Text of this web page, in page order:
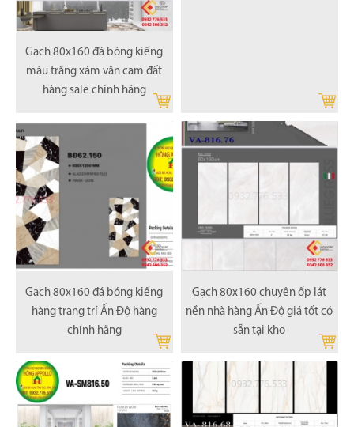
Gạch 80x160 đá bóng kiếng
màu trắng xám vân cam đất
hàng sale chính hãng
Gạch 80x160 đá bóng kiếng
hàng trang trí Ấn Độ hàng
chính hãng
Gạch 80x160 chuyên ốp lát
nền nhà hàng Ấn Độ giá tốt có
sẵn tại kho